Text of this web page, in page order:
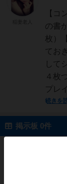
【コ
の書
枚）
てお
して
４枚
プレ
続きを
掲示板 0件